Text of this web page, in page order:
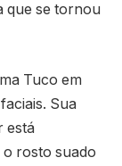
que se tornou
Tuco em
Sua
está
rosto suado